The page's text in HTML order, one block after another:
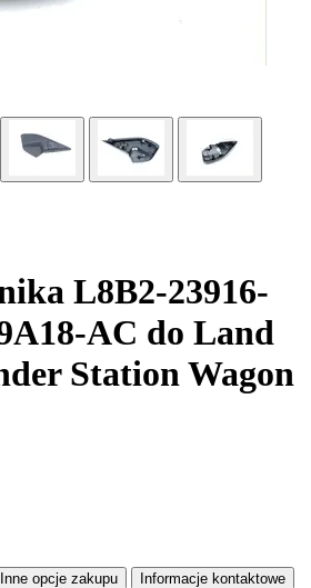
L8B2-23916-
AC do Land
Station Wagon
Inne opcje zakupu Informacje kontaktowe